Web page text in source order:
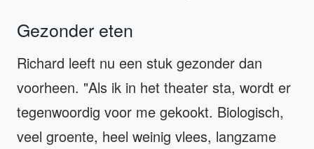
Gezonder eten
Richard leeft nu een stuk gezonder dan
voorheen. "Als ik in het theater sta, wordt er
tegenwoordig voor me gekookt. Biologisch,
veel groente, heel weinig vlees, langzame